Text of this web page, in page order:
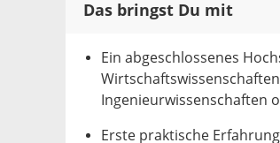
Das bringst Du mit
Ein abgeschlossenes
Ingenieurwissenschaften
Erste praktische